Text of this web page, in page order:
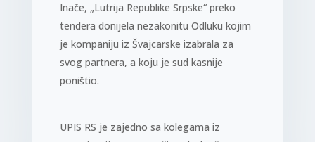
Inače, „Lutrija Republike Srpske“ preko
tendera donijela nezakonitu Odluku kojim
je kompaniju iz Švajcarske izabrala za
svog partnera, a koju je sud kasnije
poništio.
UPIS RS je zajedno sa kolegama iz